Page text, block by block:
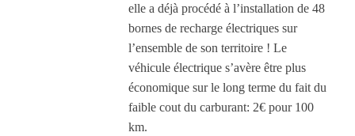
elle a déjà procédé à l’installation de 48
bornes de recharge électriques sur
l’ensemble de son territoire ! Le
véhicule électrique s’avère être plus
économique sur le long terme du fait du
faible cout du carburant: 2€ pour 100
km.